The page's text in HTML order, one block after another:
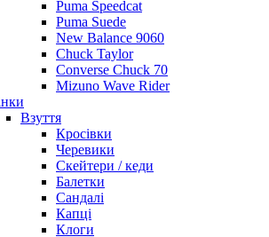
Puma Speedcat
Puma Suede
New Balance 9060
Chuck Taylor
Converse Chuck 70
Mizuno Wave Rider
Взуття
Кросівки
Черевики
Скейтери / кеди
Балетки
Сандалі
Капці
Клоги